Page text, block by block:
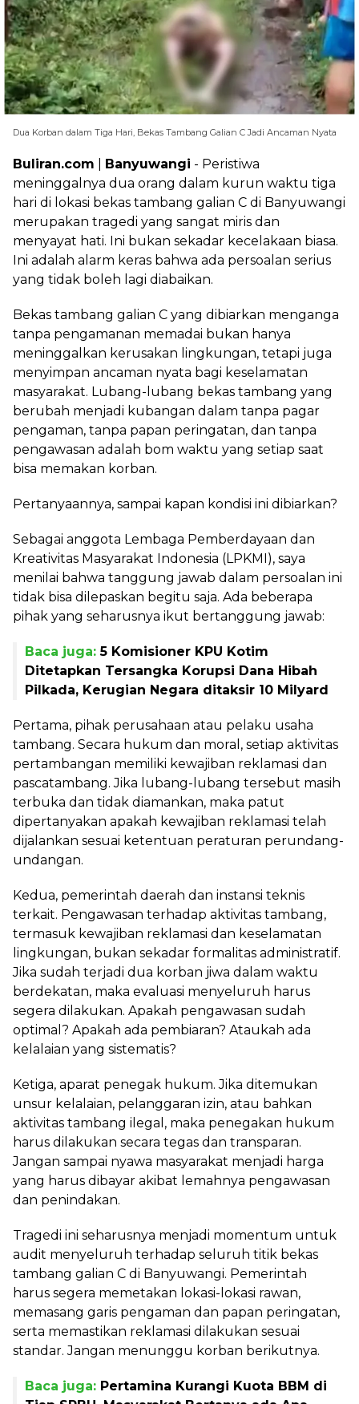
Dua Korban dalam Tiga Hari, Bekas Tambang Galian C Jadi Ancaman Nyata
Buliran.com Banyuwangi - Peristiwa
meninggalnya dua orang dalam kurun waktu tiga
hari di lokasi bekas tambang galian C di Banyuwangi
merupakan tragedi yang sangat miris dan
menyayat hati. Ini bukan sekadar kecelakaan biasa.
Ini adalah alarm keras bahwa ada persoalan serius
yang tidak boleh lagi diabaikan.
Bekas tambang galian C yang dibiarkan menganga
tanpa pengamanan memadai bukan hanya
meninggalkan kerusakan lingkungan, tetapi juga
menyimpan ancaman nyata bagi keselamatan
masyarakat. Lubang-lubang bekas tambang yang
berubah menjadi kubangan dalam tanpa pagar
pengaman, tanpa papan peringatan, dan tanpa
pengawasan adalah bom waktu yang setiap saat
bisa memakan korban.
Pertanyaannya, sampai kapan kondisi ini dibiarkan?
Sebagai anggota Lembaga Pemberdayaan dan
Kreativitas Masyarakat Indonesia (LPKMI), saya
menilai bahwa tanggung jawab dalam persoalan ini
tidak bisa dilepaskan begitu saja. Ada beberapa
pihak yang seharusnya ikut bertanggung jawab:
Baca juga:5 Komisioner KPU Kotim
Ditetapkan Tersangka Korupsi Dana Hibah
Pilkada, Kerugian Negara ditaksir 10 Milyard
Pertama, pihak perusahaan atau pelaku usaha
tambang. Secara hukum dan moral, setiap aktivitas
pertambangan memiliki kewajiban reklamasi dan
pascatambang. Jika lubang-lubang tersebut masih
terbuka dan tidak diamankan, maka patut
dipertanyakan apakah kewajiban reklamasi telah
dijalankan sesuai ketentuan peraturan perundang-
undangan.
Kedua, pemerintah daerah dan instansi teknis
terkait. Pengawasan terhadap aktivitas tambang,
termasuk kewajiban reklamasi dan keselamatan
lingkungan, bukan sekadar formalitas administratif.
Jika sudah terjadi dua korban jiwa dalam waktu
berdekatan, maka evaluasi menyeluruh harus
segera dilakukan. Apakah pengawasan sudah
optimal? Apakah ada pembiaran? Ataukah ada
kelalaian yang sistematis?
Ketiga, aparat penegak hukum. Jika ditemukan
unsur kelalaian, pelanggaran izin, atau bahkan
aktivitas tambang ilegal, maka penegakan hukum
harus dilakukan secara tegas dan transparan.
Jangan sampai nyawa masyarakat menjadi harga
yang harus dibayar akibat lemahnya pengawasan
dan penindakan.
Tragedi ini seharusnya menjadi momentum untuk
audit menyeluruh terhadap seluruh titik bekas
tambang galian C di Banyuwangi. Pemerintah
harus segera memetakan lokasi-lokasi rawan,
memasang garis pengaman dan papan peringatan,
serta memastikan reklamasi dilakukan sesuai
standar. Jangan menunggu korban berikutnya.
Baca juga: Pertamina Kurangi Kuota BBM di